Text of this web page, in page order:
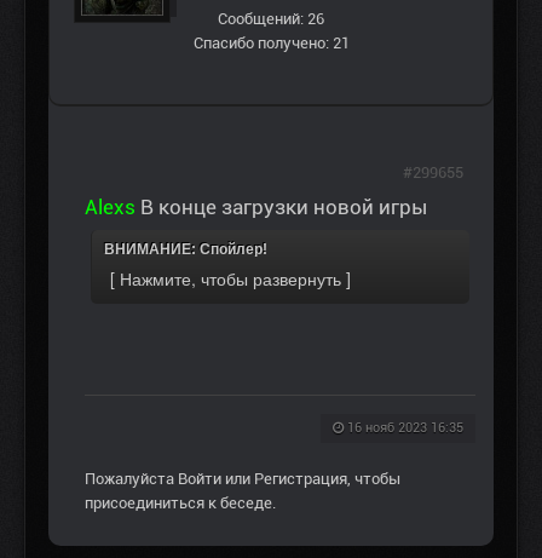
Сообщений: 26
Спасибо получено: 21
Alexs В конце загрузки новой игры
ВНИМАНИЕ: Спойлер!
16 нояб 2023 16:35
#299655
Пожалуйста Войти или Регистрация, чтобы
присоединиться к беседе.